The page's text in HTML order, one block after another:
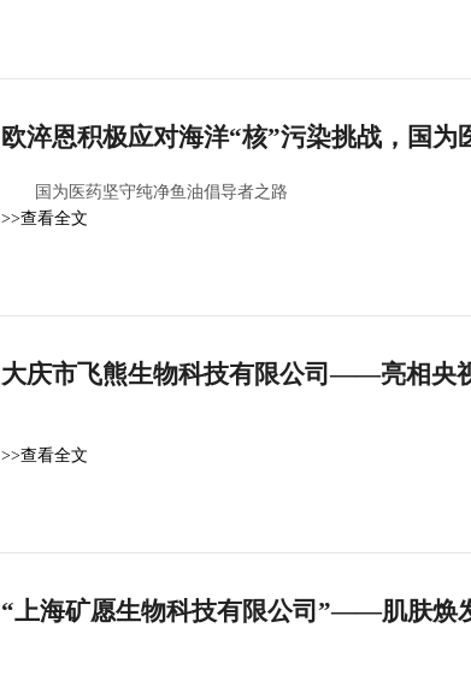
欧淬恩积极应对海洋“核”污染挑战，国
国为医药坚守纯净鱼油倡导者之路
>>查看全文
大庆市飞熊生物科技有限公司——亮相央
>>查看全文
“上海矿愿生物科技有限公司”——肌肤焕